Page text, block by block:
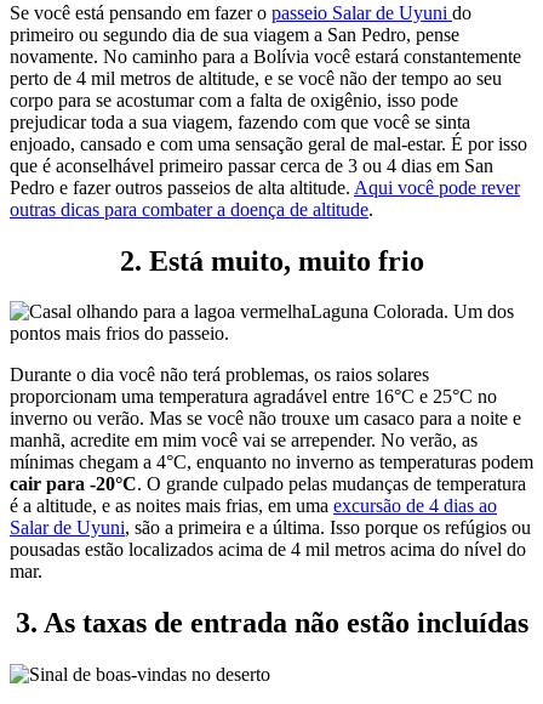
Se você está pensando em fazer o passeio Salar de Uyuni do
primeiro ou segundo dia de sua viagem a San Pedro, pense
novamente. No caminho para a Bolívia você estará constantemente
perto de 4 mil metros de altitude, e se você não der tempo ao seu
corpo para se acostumar com a falta de oxigênio, isso pode
prejudicar toda a sua viagem, fazendo com que você se sinta
enjoado, cansado e com uma sensação geral de mal-estar. É por isso
que é aconselhável primeiro passar cerca de 3 ou 4 dias em San
Pedro e fazer outros passeios de alta altitude. Aqui você pode rever
outras dicas para combater a doença de altitude.
2. Está muito, muito frio
Laguna Colorada. Um dos
pontos mais frios do passeio.
Durante o dia você não terá problemas, os raios solares
proporcionam uma temperatura agradável entre 16°C e 25°C no
inverno ou verão. Mas se você não trouxe um casaco para a noite e
manhã, acredite em mim você vai se arrepender. No verão, as
mínimas chegam a 4°C, enquanto no inverno as temperaturas podem
cair para -20°C. O grande culpado pelas mudanças de temperatura
é a altitude, e as noites mais frias, em uma excursão de 4 dias ao
Salar de Uyuni, são a primeira e a última. Isso porque os refúgios ou
pousadas estão localizados acima de 4 mil metros acima do nível do
mar.
3. As taxas de entrada não estão incluídas